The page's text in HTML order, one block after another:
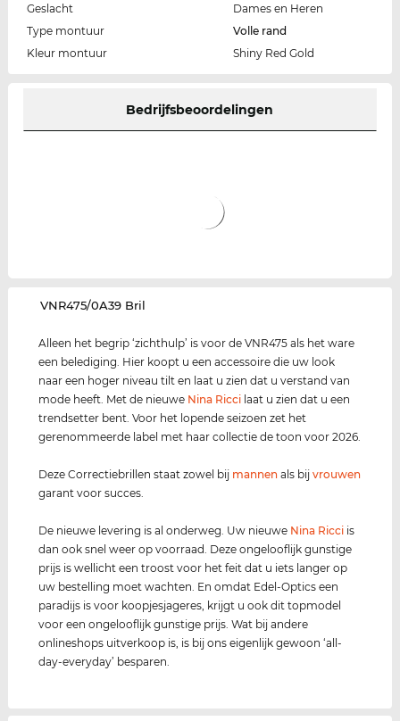
Geslacht
Dames en Heren
Type montuur
Volle rand
Kleur montuur
Shiny Red Gold
Bedrijfsbeoordelingen
‌VNR475/0A39 Bril
Alleen het begrip ‘zichthulp’ is voor de VNR475 als het ware
een belediging. Hier koopt u een accessoire die uw look
naar een hoger niveau tilt en laat u zien dat u verstand van
mode heeft. Met de nieuwe Nina Ricci laat u zien dat u een
trendsetter bent. Voor het lopende seizoen zet het
gerenommeerde label met haar collectie de toon voor 2026.
Deze Correctiebrillen staat zowel bij mannen als bijvrouwen
garant voor succes.
De nieuwe levering is al onderweg. Uw nieuwe Nina Ricci is
dan ook snel weer op voorraad. Deze ongelooflijk gunstige
prijs is wellicht een troost voor het feit dat u iets langer op
uw bestelling moet wachten. En omdat Edel-Optics een
paradijs is voor koopjesjageres, krijgt u ook dit topmodel
voor een ongelooflijk gunstige prijs. Wat bij andere
onlineshops uitverkoop is, is bij ons eigenlijk gewoon ‘all-
day-everyday’ besparen.